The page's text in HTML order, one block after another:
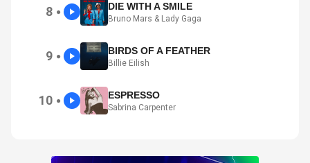
8 ● DIE WITH A SMILE
Bruno Mars & Lady Gaga
9 ● BIRDS OF A FEATHER
Billie Eilish
10 ● ESPRESSO
Sabrina Carpenter